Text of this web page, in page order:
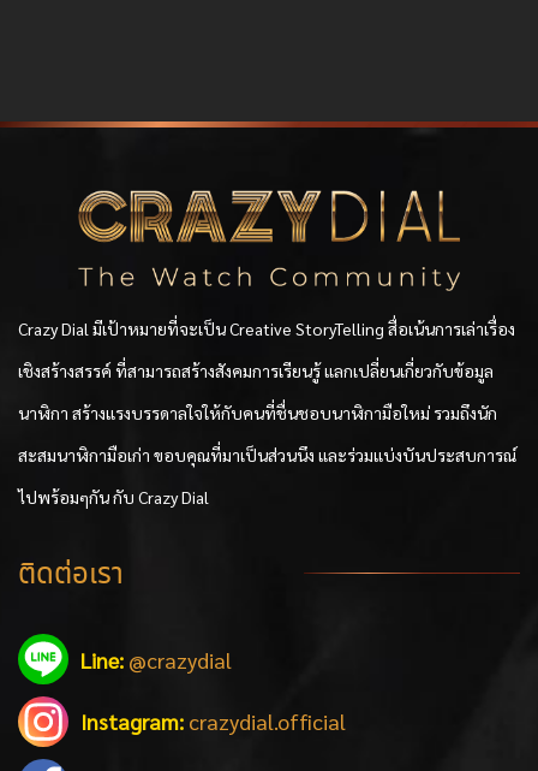
Crazy Dial มีเป้าหมายที่จะเป็น Creative StoryTelling สื่อเน้นการเล่าเรื่อง
เชิงสร้างสรรค์ ที่สามารถสร้างสังคมการเรียนรู้ แลกเปลี่ยนเกี่ยวกับข้อมูล
นาฬิกา สร้างแรงบรรดาลใจให้กับคนที่ชื่นชอบนาฬิกามือใหม่ รวมถึงนัก
สะสมนาฬิกามือเก่า ขอบคุณที่มาเป็นส่วนนึง และร่วมแบ่งบันประสบการณ์
ไปพร้อมๆกัน กับ Crazy Dial
ติดต่อเรา
Line: @crazydial
Instagram: crazydial.official